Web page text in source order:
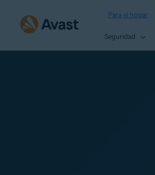
Para el hogar
Seguridad